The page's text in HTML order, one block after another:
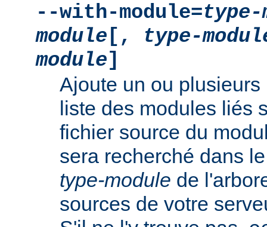
--with-module=type-
module [,
type-
module]
Ajoute un ou
liste des modules liés
fichier source du
sera recherché dans
type-module de
sources de votre